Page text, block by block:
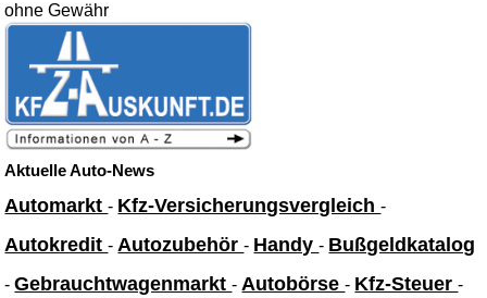
ohne Gewähr
Aktuelle Auto-News
Automarkt- Kfz-Versicherungsvergleich-
Autokredit- Autozubehör- Handy- Bußgeldkatalog
-Gebrauchtwagenmarkt- Autobörse- Kfz-Steuer-